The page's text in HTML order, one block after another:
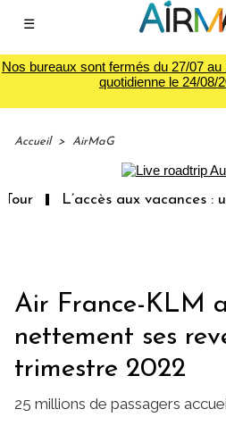
☰
Nos bureaux sont fermés du 27/07
quotidienne le 24/08/
Accueil > AirMaG
L’accès aux vacances : un
Air France-KLM
nettement ses
trimestre 2022
25 millions de passagers